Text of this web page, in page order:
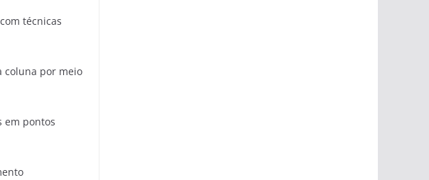
técnicas
coluna por meio
em pontos